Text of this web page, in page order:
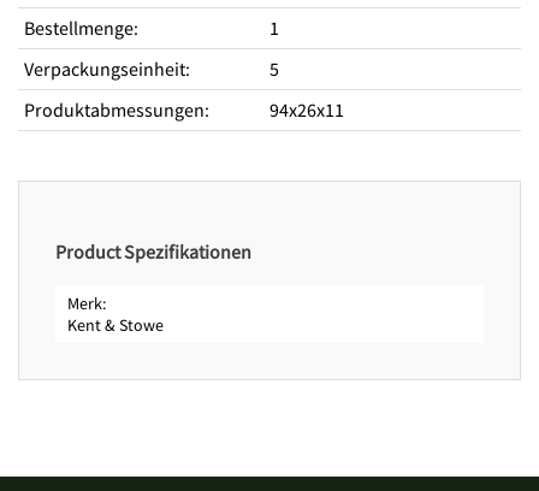
Bestellmenge:
1
Verpackungseinheit:
5
Produktabmessungen: 94x26x11
Product Spezifikationen
Merk
Kent & Stowe